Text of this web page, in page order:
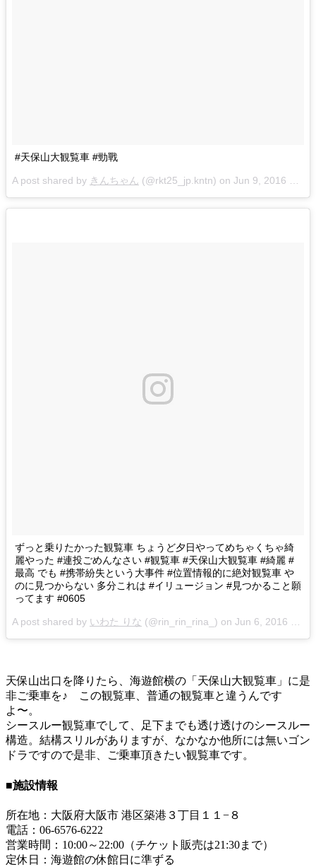
#天保山大観覧車 #勁戰
A post shared by きんちゃん (@rkt25_jp.kntn) on Jun 9, 2016 at 4:56am PDT
ずっと乗りたかった観覧車 ちょうど夕日やってめちゃくちゃ綺
麗やった #連投ごめんなさい #観覧車 #天保山大観覧車 #綺麗 #
最高 でも #携帯紛失という大事件 #位置情報的に絶対観覧車 や
のに見つからない 多分これは #イリュージョン #見つかること願
ってます #0605
A post shared by いわた りな (@rin_rin_rina_) on Jun 6, 2016 at 1:48am PDT
天保山出口を降りたら、海遊館横の「天保山大観覧車」に是
非ご乗車を♪ この観覧車、普通の観覧車と違うんです
よ〜。
シースルー観覧車でして、足下までも透け透けのシースルー
構造。結構スリルがありますが、なかなか他所には無いゴン
ドラですので是非、ご乗車頂きたい観覧車です。
■施設情報
所在地：大阪府大阪市 港区築港３丁目１１−８
電話：06-6576-6222
営業時間：10:00～22:00（チケット販売は21:30まで）
定休日：海遊館の休館日に準ずる